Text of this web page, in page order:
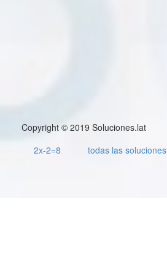
Copyright © 2019 Soluciones.lat
2x-2=8
todas las soluciones